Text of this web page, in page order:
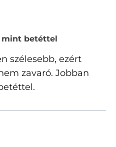
besorolásával
mint betéttel
szélesebb, ezért
zavaró. Jobban